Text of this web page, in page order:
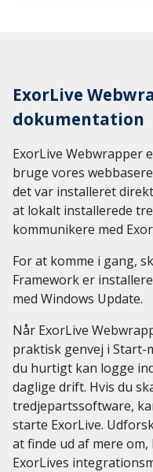
ExorLive
dokumentation
ExorLive Webwrapper
bruge vores
det var installeret
at lokalt installerede
kommunikere med
For at komme i gang,
Framework er
med Windows Update.
Når ExorLive
praktisk genvej i Start-
du hurtigt kan logge
daglige drift. Hvis du
tredjepartssoftware,
starte ExorLive.
at finde ud af mere
ExorLives